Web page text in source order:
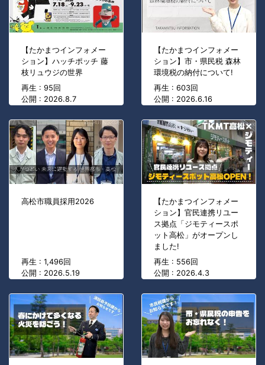
【たかまつインフォメー
ション】ハッチポッチ 藤
枝リュウジの世界
再生 : 95回
公開 : 2026.8.7
【たかまつインフォメー
ション】市・県民税 森林
環境税の納付について!
再生 : 603回
公開 : 2026.6.16
高松市職員採用2026
再生 : 1,496回
公開 : 2026.5.19
【たかまつインフォメー
ション】官民連携リユー
ス拠点「ジモティースポ
ット高松」がオープンし
ました!
再生 : 556回
公開 : 2026.4.3